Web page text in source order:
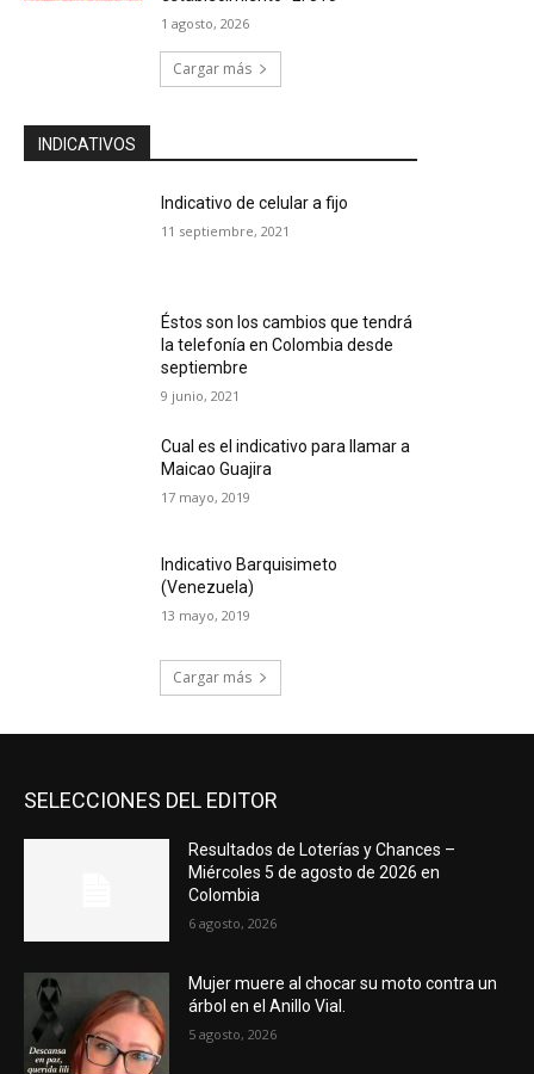
1 agosto, 2026
Cargar más
INDICATIVOS
Indicativo de celular a fijo
11 septiembre, 2021
Éstos son los cambios que tendrá
la telefonía en Colombia desde
septiembre
9 junio, 2021
Cual es el indicativo para llamar a
Maicao Guajira
17 mayo, 2019
Indicativo Barquisimeto
(Venezuela)
13 mayo, 2019
Cargar más
SELECCIONES DEL EDITOR
Resultados de Loterías y Chances –
Miércoles 5 de agosto de 2026 en
Colombia
6 agosto, 2026
Mujer muere al chocar su moto contra un
árbol en el Anillo Vial.
5 agosto, 2026